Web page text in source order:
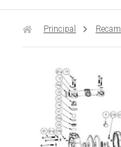
Principal